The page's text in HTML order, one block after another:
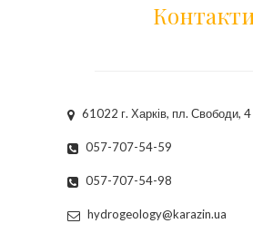
61022 г. Харків, пл. Свободи,
057-707-54-59
057-707-54-98
hydrogeology@karazin.ua